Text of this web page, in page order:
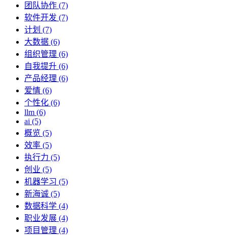
团队协作 (7)
软件开发 (7)
计划 (7)
大数据 (6)
组织管理 (6)
自我提升 (6)
产品经理 (6)
爱情 (6)
个性化 (6)
llm (6)
ai (5)
概览 (5)
效率 (5)
执行力 (5)
创业 (5)
机器学习 (5)
新海诚 (5)
数据科学 (4)
职业发展 (4)
项目管理 (4)